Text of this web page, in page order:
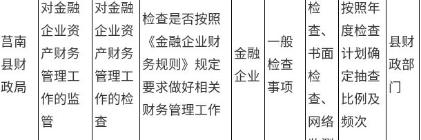
莒南
县财
政局
对金融
企业资
产财务
管理工
作的监
管
对金融
企业资
产财务
管理工
作的检
查
检查是否按照
《金融企业财
务规则》规定
要求做好相关
财务管理工作
金融
企业
一般
检查
事项
检
查、
书面
检
查、
网络
按照年
度检查
计划确
定抽查
比例及
频次
县财
政部
门